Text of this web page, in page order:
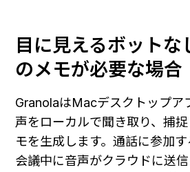
目に見えるボットな
のメモが必要な場合
GranolaはMacデスクトップア
声をローカルで聞き取り、捕
モを生成します。通話に参加す
会議中に音声がクラウドに送